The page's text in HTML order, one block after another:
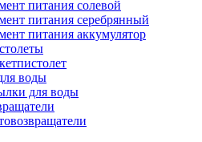
питания солевой
питания серебрянный
питания аккумулятор
воды
для воды